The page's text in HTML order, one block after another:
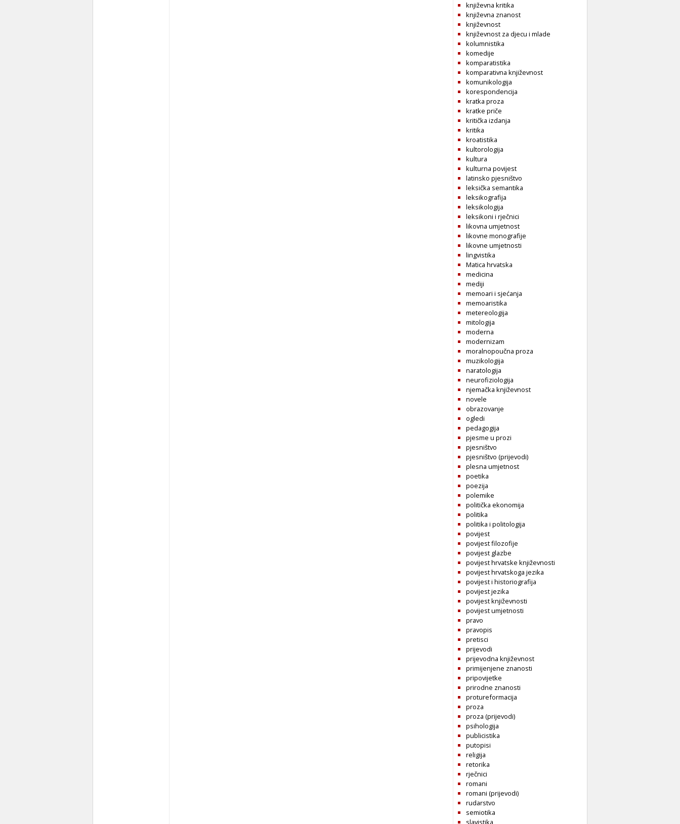
književna kritika
književna znanost
književnost
književnost za djecu i mlade
kolumnistika
komedije
komparatistika
komparativna književnost
komunikologija
korespondencija
kratka proza
kratke priče
kritička izdanja
kritika
kroatistika
kultorologija
kultura
kulturna povijest
latinsko pjesništvo
leksička semantika
leksikografija
leksikologija
leksikoni i rječnici
likovna umjetnost
likovne monografije
likovne umjetnosti
lingvistika
Matica hrvatska
medicina
mediji
memoari i sjećanja
memoaristika
metereologija
mitologija
moderna
modernizam
moralnopoučna proza
muzikologija
naratologija
neurofiziologija
njemačka književnost
novele
obrazovanje
ogledi
pedagogija
pjesme u prozi
pjesništvo
pjesništvo (prijevodi)
plesna umjetnost
poetika
poezija
polemike
politička ekonomija
politika
politika i politologija
povijest
povijest filozofije
povijest glazbe
povijest hrvatske književnosti
povijest hrvatskoga jezika
povijest i historiografija
povijest jezika
povijest književnosti
povijest umjetnosti
pravo
pravopis
pretisci
prijevodi
prijevodna književnost
primijenjene znanosti
pripovijetke
prirodne znanosti
protureformacija
proza
proza (prijevodi)
psihologija
publicistika
putopisi
religija
retorika
rječnici
romani
romani (prijevodi)
rudarstvo
semiotika
slavistika